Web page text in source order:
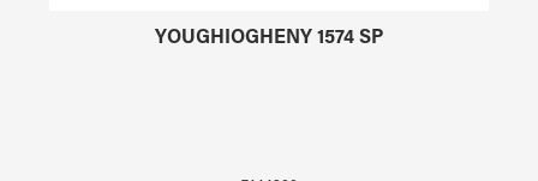
YOUGHIOGHENY 1574 SP